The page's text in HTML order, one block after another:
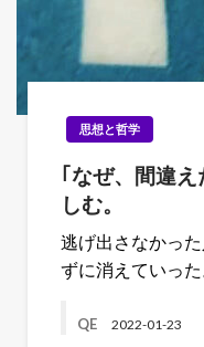
思想と哲学
｢なぜ、間違
しむ。
逃げ出さなかっ
ずに消えていっ
QE 2022-01-23